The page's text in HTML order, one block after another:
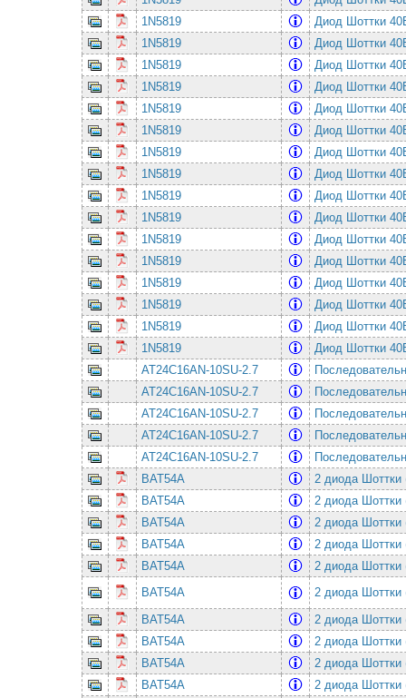
1N5819
Диод Шоттки
1N5819
Диод Шоттки
1N5819
Диод Шоттки
1N5819
Диод Шоттки
1N5819
Диод Шоттки
1N5819
Диод Шоттки
1N5819
Диод Шоттки
1N5819
Диод Шоттки
1N5819
Диод Шоттки
1N5819
Диод Шоттки
1N5819
Диод Шоттки
1N5819
Диод Шоттки
1N5819
Диод Шоттки
1N5819
Диод Шоттки
1N5819
Диод Шоттки
1N5819
Диод Шоттки
AT24C16AN-10SU-2.7
AT24C16AN-10SU-2.7
AT24C16AN-10SU-2.7
AT24C16AN-10SU-2.7
AT24C16AN-10SU-2.7
BAT54A
2 диода
BAT54A
2 диода
BAT54A
2 диода
BAT54A
2 диода
BAT54A
2 диода
BAT54A
2 диода
BAT54A
2 диода
BAT54A
2 диода
BAT54A
2 диода
BAT54A
2 диода